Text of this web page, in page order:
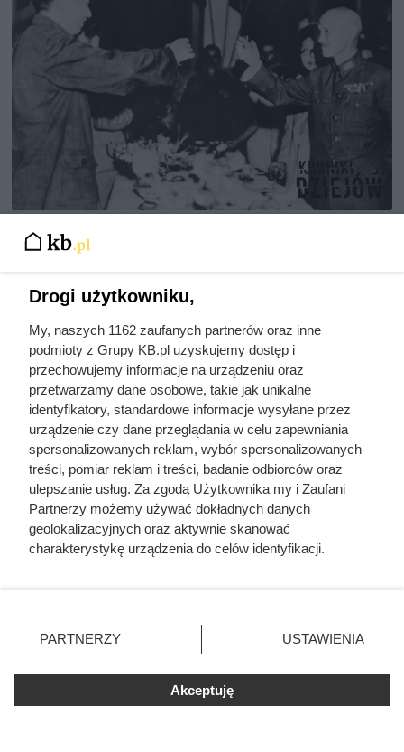
liczby ludzi niż Hitler i Stalin
jako bohatera
pochodzenie mięsa z Dino. Klienci
zaskoczeni
Drogi użytkowniku,
My, naszych 1162 zaufanych partnerów oraz inne
podmioty z Grupy KB.pl uzyskujemy dostęp i
przechowujemy informacje na urządzeniu oraz
przetwarzamy dane osobowe, takie jak unikalne
identyfikatory, standardowe informacje wysyłane przez
urządzenie czy dane przeglądania w celu zapewniania
spersonalizowanych reklam, wybór spersonalizowanych
treści, pomiar reklam i treści, badanie odbiorców oraz
ulepszanie usług. Za zgodą Użytkownika my i Zaufani
Partnerzy możemy używać dokładnych danych
geolokalizacyjnych oraz aktywnie skanować
charakterystykę urządzenia do celów identyfikacji.
zmienić/wycofać klikając przycisk ustawień prywatności
znajdujący się w lewym dolnym rogu strony. Niektóre
użytkownika, ale masz prawo sprzeciwić się takiemu
przetwarzaniu. Preferencje będą miały zastosowania tylko
PARTNERZY USTAWIENIA
Akceptuję